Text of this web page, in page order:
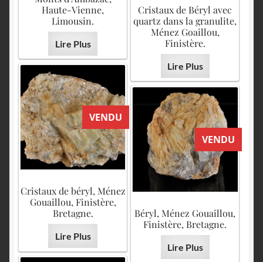
Haute-Vienne,
Limousin.
Lire Plus
Cristaux de Béryl avec
quartz dans la granulite,
Ménez Goaillou,
Finistère.
Lire Plus
VENDU
Cristaux de béryl, Ménez
Gouaillou, Finistère,
Bretagne.
Lire Plus
VENDU
Béryl, Ménez Gouaillou,
Finistère, Bretagne.
Lire Plus